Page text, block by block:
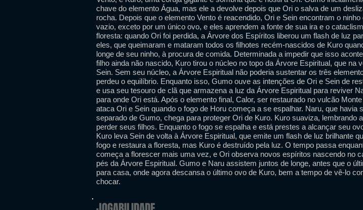
chave do elemento Água, mas ele a devolve depois que Ori o salva de um
rocha. Depois que o elemento Vento é reacendido, Ori e Sein encontram o ninho
vazio, exceto por um único ovo, e eles aprendem a fonte de sua ira e o
floresta: quando Ori foi perdida, a Árvore dos Espíritos liberou um flash de luz
eles, que queimaram e mataram todos os filhotes recém-nascidos de Kuro
longe de seu ninho, à procura de comida. Determinada a impedir que isso
filho ainda não nascido, Kuro tirou o núcleo no topo da Árvore Espiritual, que na
Sein. Sem seu núcleo, a Árvore Espiritual não poderia sustentar os três
perdeu o equilíbrio. Enquanto isso, Gumo ouve as intenções de Ori e Sein de
e usa seu tesouro de clã que armazena a luz da Árvore Espiritual para reviver
para onde Ori está. Após o elemento final, Calor, ser restaurado no vulcão
ataca Ori e Sein quando o fogo de Horu começa a se espalhar. Naru, que havia
separado de Gumo, chega para proteger Ori de Kuro. Kuro suaviza, lembrando
perder seus filhos. Enquanto o fogo se espalha e está prestes a alcançar seu
Kuro leva Sein de volta à Árvore Espiritual, que emite um flash de luz brilhante
fogo e restaura a floresta, mas Kuro é destruído pela luz. O tempo passa
começa a florescer mais uma vez, e Ori observa novos espíritos nascendo no
pés da Árvore Espiritual. Gumo e Naru assistem juntos de longe, antes que o
para casa, onde agora descansa o último ovo de Kuro, bem a tempo de vê-lo
chocar.